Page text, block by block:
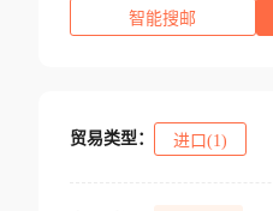
智能搜邮
贸易类型： 进口(1)